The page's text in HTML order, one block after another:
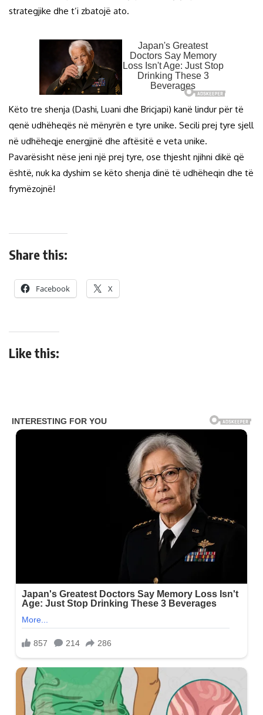
strategjike dhe t’i zbatojë ato.
Këto tre shenja (Dashi, Luani dhe Bricjapi) kanë lindur për të
qenë udhëheqës në mënyrën e tyre unike. Secili prej tyre sjell
në udhëheqje energjinë dhe aftësitë e veta unike.
Pavarësisht nëse jeni një prej tyre, ose thjesht njihni dikë që
është, nuk ka dyshim se këto shenja dinë të udhëheqin dhe të
frymëzojnë!
Share this:
Facebook X
Like this: